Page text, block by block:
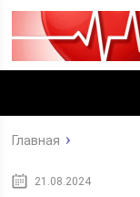
Главная
21.08.2024